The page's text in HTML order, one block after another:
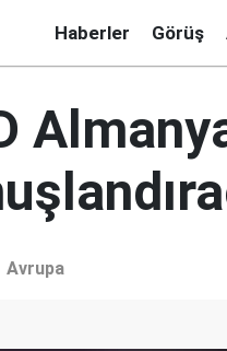
Haberler Görüş
Avrupa